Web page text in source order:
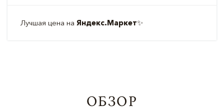
Лучшая цена на Яндекс.Маркет✨
ОБЗОР